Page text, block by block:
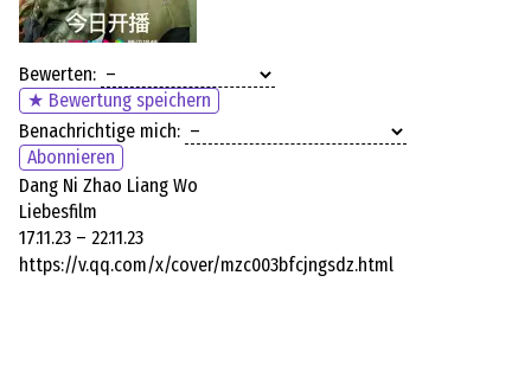
Bewerten:
★ Bewertung speichern
Benachrichtige mich:
Abonnieren
Dang Ni Zhao Liang Wo
Liebesfilm
17.11.23 – 22.11.23
https://v.qq.com/x/cover/mzc003bfcjngsdz.html